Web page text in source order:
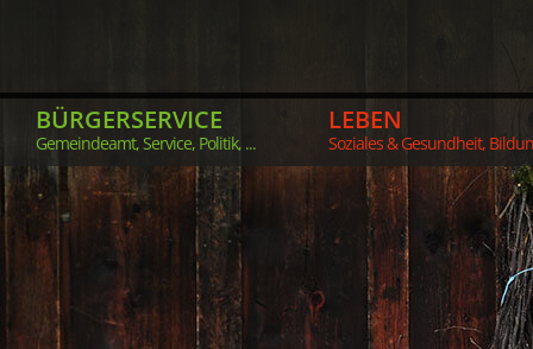
BÜRGERSERVICE
Gemeindeamt, Service, Politik, ...
LEBEN
Soziales & Gesundheit,